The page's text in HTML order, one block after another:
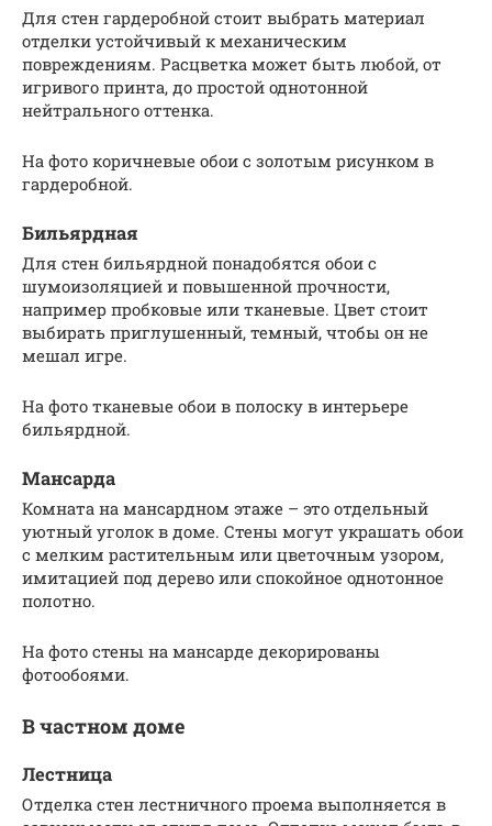
Для стен гардеробной стоит выбрать материал
отделки устойчивый к механическим
повреждениям. Расцветка может быть любой, от
игривого принта, до простой однотонной
нейтрального оттенка.
На фото коричневые обои с золотым рисунком в
гардеробной.
Бильярдная
Для стен бильярдной понадобятся обои с
шумоизоляцией и повышенной прочности,
например пробковые или тканевые. Цвет стоит
выбирать приглушенный, темный, чтобы он не
мешал игре.
На фото тканевые обои в полоску в интерьере
бильярдной.
Мансарда
Комната на мансардном этаже – это отдельный
уютный уголок в доме. Стены могут украшать обои
с мелким растительным или цветочным узором,
имитацией под дерево или спокойное однотонное
полотно.
На фото стены на мансарде декорированы
фотообоями.
В частном доме
Лестница
Отделка стен лестничного проема выполняется в